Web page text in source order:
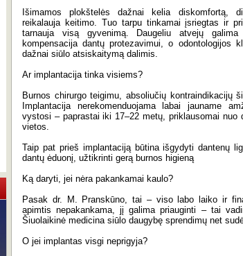
Išimamos plokštelės dažnai kelia diskomfortą,
reikalauja keitimo. Tuo tarpu tinkamai įsriegtas ir
tarnauja visą gyvenimą. Daugeliu atvejų
kompensacija dantų protezavimui, o odontologijos
dažnai siūlo atsiskaitymą dalimis.
Ar implantacija tinka visiems?
Burnos chirurgo teigimu, absoliučių kontraindikacijų
Implantacija nerekomenduojama labai jauname
vystosi – paprastai iki 17–22 metų, priklausomai nuo
vietos.
Taip pat prieš implantaciją būtina išgydyti dantenų
dantų ėduonį, užtikrinti gerą burnos higieną
Ką daryti, jei nėra pakankamai kaulo?
Pasak dr. M. Pranskūno, tai – viso labo laiko ir
apimtis nepakankama, jį galima priauginti – tai
Šiuolaikinė medicina siūlo daugybę sprendimų net
O jei implantas visgi neprigyja?